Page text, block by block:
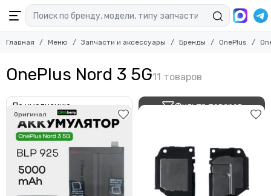
Главная Меню Запчасти и аксессуары Бренды OnePlus
OnePlus Nord 3 5G
Фильтр товаров